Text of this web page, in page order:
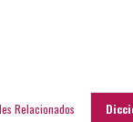
Relacionados